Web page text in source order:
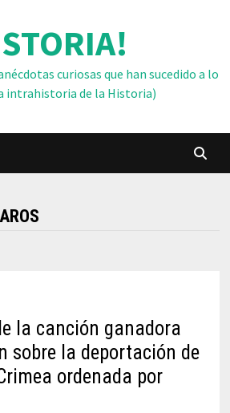
curiosas que han sucedido a lo
intrahistoria de la Historia)
la canción ganadora
sobre la deportación de
ordenada por